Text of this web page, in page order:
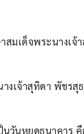
มเด็จพระนางเจ้า
งเจ้าสุทิดา พัชรสุ
วันหยุดธนาคาร คื